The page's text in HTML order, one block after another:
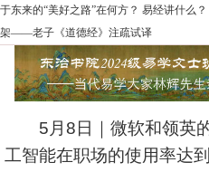
于东来的“美好之路”在何方？ 易经讲什么？
架——老子《道德经》注疏试译
5月8日｜微软和领英的
工智能在职场的使用率达